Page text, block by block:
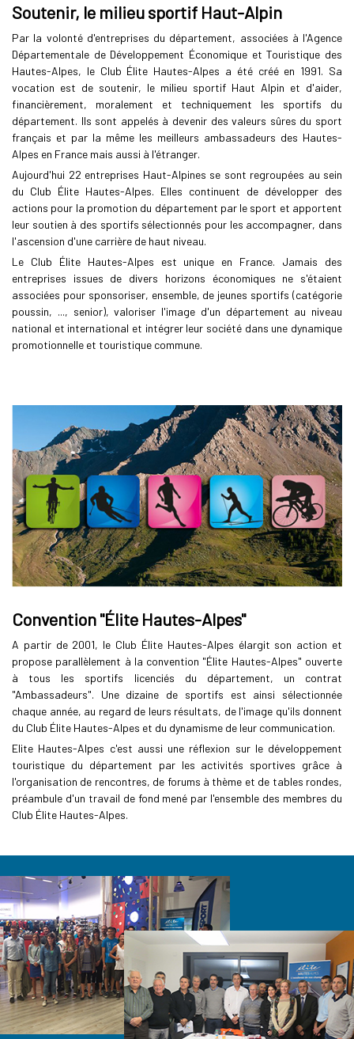
Soutenir, le milieu sportif Haut-Alpin
Par la volonté d'entreprises du département, associées à l'Agence
Départementale de Développement Économique et Touristique des
Hautes-Alpes, le Club Élite Hautes-Alpes a été créé en 1991. Sa
vocation est de soutenir, le milieu sportif Haut Alpin et d'aider,
financièrement, moralement et techniquement les sportifs du
département. Ils sont appelés à devenir des valeurs sûres du sport
français et par la même les meilleurs ambassadeurs des Hautes-
Alpes en France mais aussi à l'étranger.
Aujourd'hui 22 entreprises Haut-Alpines se sont regroupées au sein
du Club Élite Hautes-Alpes. Elles continuent de développer des
actions pour la promotion du département par le sport et apportent
leur soutien à des sportifs sélectionnés pour les accompagner, dans
l'ascension d'une carrière de haut niveau.
Le Club Élite Hautes-Alpes est unique en France. Jamais des
entreprises issues de divers horizons économiques ne s'étaient
associées pour sponsoriser, ensemble, de jeunes sportifs (catégorie
poussin, ..., senior), valoriser l'image d'un département au niveau
national et international et intégrer leur société dans une dynamique
promotionnelle et touristique commune.
Convention "Élite Hautes-Alpes"
A partir de 2001, le Club Élite Hautes-Alpes élargit son action et
propose parallèlement à la convention "Élite Hautes-Alpes" ouverte
à tous les sportifs licenciés du département, un contrat
"Ambassadeurs". Une dizaine de sportifs est ainsi sélectionnée
chaque année, au regard de leurs résultats, de l'image qu'ils donnent
du Club Élite Hautes-Alpes et du dynamisme de leur communication.
Elite Hautes-Alpes c'est aussi une réflexion sur le développement
touristique du département par les activités sportives grâce à
l'organisation de rencontres, de forums à thème et de tables rondes,
préambule d'un travail de fond mené par l'ensemble des membres du
Club Élite Hautes-Alpes.